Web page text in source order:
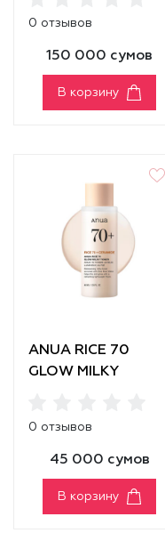
0 отзывов
150 000 сумов
В корзину
ANUA RICE 70
GLOW MILKY
0 отзывов
45 000 сумов
В корзину